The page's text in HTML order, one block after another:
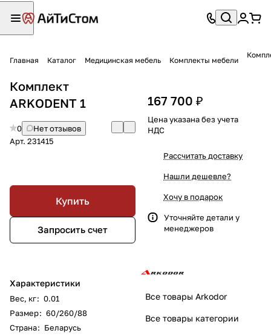
Главная Каталог Медицинская мебель Комплекты мебели
Комплект
ARKODENT 1
0
Нет отзывов
Арт. 231415
Купить
Запросить счет
Характеристики
Вес, кг: 0.01
Размер: 60/260/88
Страна: Беларусь
167 700 ₽
Цена указана без учета
НДС
Рассчитать доставку
Нашли дешевле?
Хочу в подарок
Уточняйте детали у
менеджеров
Все товары Arkodor
Все товары категории